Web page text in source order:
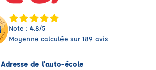
Note : 4.8/5
Moyenne calculée sur 189 avis
Adresse de l'auto-école